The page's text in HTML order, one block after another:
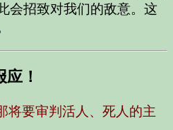
会招致对我们的敌意。这
应！
将要审判活人、死人的主